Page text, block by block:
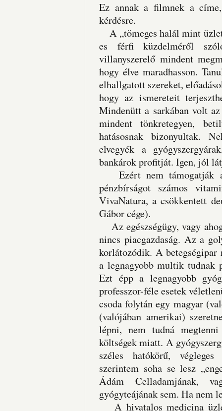
Ez annak a filmnek a
kérdésre.
A „tömeges halál mint
es férfi küzdelméről
villanyszerelő mindent
hogy élve maradhasson.
elhallgatott szereket,
hogy az ismereteit
Mindenütt a sarkában volt
mindent tönkretegyen,
hatásosnak bizonyultak.
elvegyék a
bankárok profitját. Igen, jól
Ezért nem támogatják a
pénzbírságot számos
VivaNatura, a csökkentett
Gábor cége).
Az egészségügy, vagy
nincs piacgazdaság. Az a
korlátozódik. A betegségipar
a legnagyobb multik tudnak
Ezt épp a legnagyobb
professzor-féle esetek
csoda folytán egy magyar
(valójában amerikai)
lépni, nem tudná
költségek miatt. A
széles hatókörű,
szerintem soha se lesz
Ádám Celladamjának,
gyógyteájának sem. Ha nem
A hivatalos medicina